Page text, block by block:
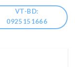
VT-BD:
0925151666